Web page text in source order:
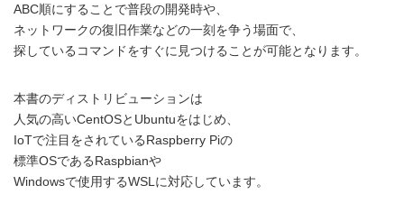
ABC順にすることで普段の開発時や、
ネットワークの復旧作業などの一刻を争う場面で、
探しているコマンドをすぐに見つけることが可能となります。
本書のディストリビューションは
人気の高いCentOSとUbuntuをはじめ、
IoTで注目をされているRaspberry Piの
標準OSであるRaspbianや
Windowsで使用するWSLに対応しています。